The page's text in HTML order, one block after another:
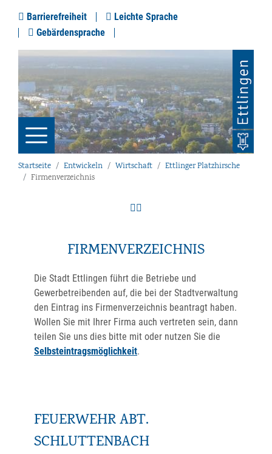
Barrierefreiheit
Leichte Sprache
Gebärdensprache
Startseite Entwickeln Wirtschaft
Ettlinger Platzhirsche
Firmenverzeichnis
FIRMENVERZEICHNIS
Die Stadt Ettlingen führt die Betriebe und
Gewerbetreibenden auf, die bei der Stadtverwaltung
den Eintrag ins Firmenverzeichnis beantragt haben.
Wollen Sie mit Ihrer Firma auch vertreten sein, dann
teilen Sie uns dies bitte mit oder nutzen Sie die
Selbsteintragsmöglichkeit.
FEUERWEHR ABT.
SCHLUTTENBACH